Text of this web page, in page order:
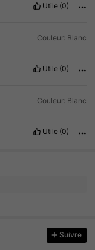
Utile (0)
Couleur: Blanc
Utile (0)
Couleur: Blanc
Utile (0)
Suivre